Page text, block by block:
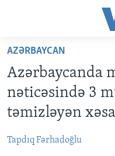
Skip
main
content
Skip
main
Navigation
ANA SƏHİFƏ
PROQRAMLAR
AMERIKA İCMALI
FAKTLAR NƏ DEYIR?
AZƏRBAYCAN
UKRAYNA BÖHRANI
ABŞ
AZƏRBAYCAN
Azərbaycanda
nəticəsində 3
təmizləyən
Tapdıq Fərhadoğlu